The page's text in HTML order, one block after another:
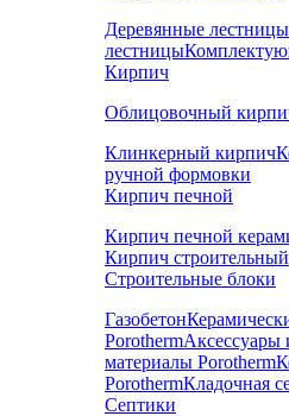
Деревянные лестницы
лестницы
Кирпич
Облицовочный
Клинкерный кирпич
ручной формовки
Кирпич печной
Кирпич печной
Кирпич строительный
Строительные блоки
Газобетон
PorothermАксессуары
материалы Porotherm
PorothermКладочная
Септики